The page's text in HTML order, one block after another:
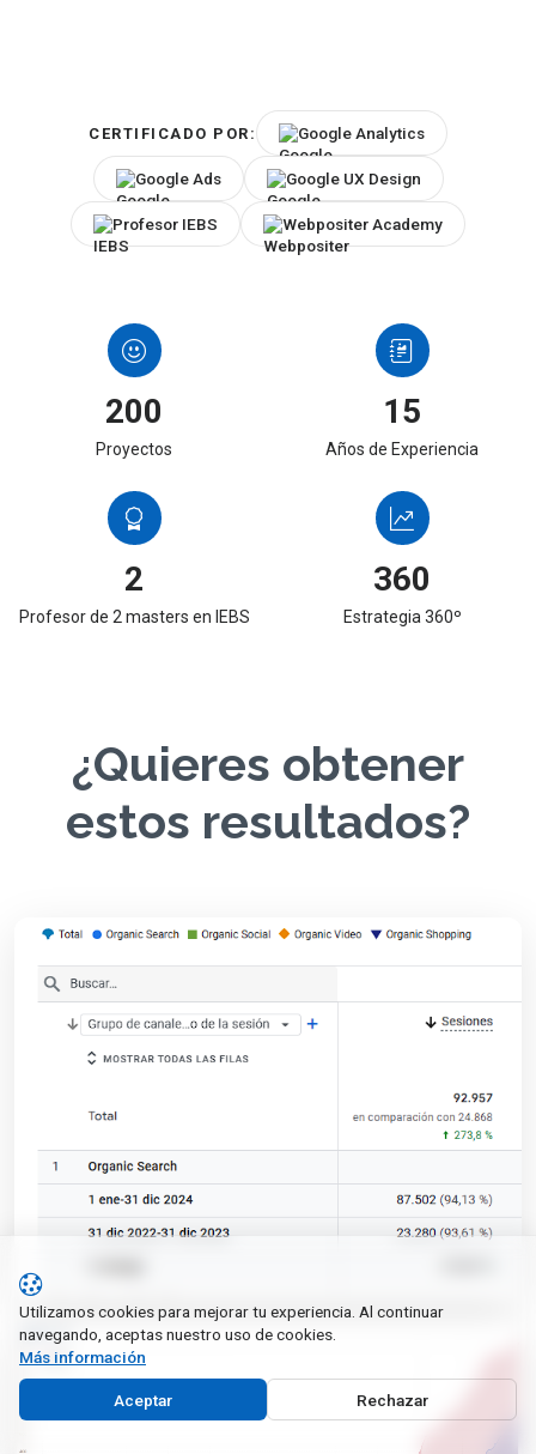
CERTIFICADO POR: Google Analytics
Google Ads Google UX Design
Profesor IEBS Webpositer Academy
200
Proyectos
15
Años de Experiencia
2
Profesor de 2 masters en IEBS
360
Estrategia 360º
¿Quieres obtener
estos resultados?
Utilizamos cookies para mejorar tu experiencia. Al continuar
navegando, aceptas nuestro uso de cookies.
Más información
Aceptar Rechazar